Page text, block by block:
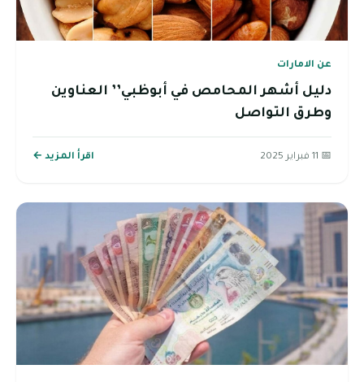
عن الامارات
دليل أشهر المحامص في أبوظبي’’ العناوين
وطرق التواصل
📅 11 فبراير 2025 اقرأ المزيد ←